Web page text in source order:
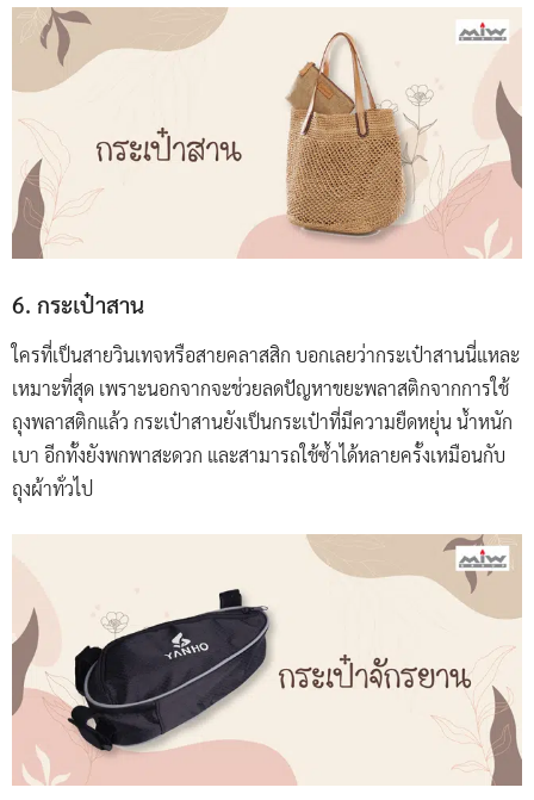
6. กระเป๋าสาน
ใครที่เป็นสายวินเทจหรือสายคลาสสิก บอกเลยว่ากระเป๋าสานนี่แหละ
เหมาะที่สุด เพราะนอกจากจะช่วยลดปัญหาขยะพลาสติกจากการใช้
ถุงพลาสติกแล้ว กระเป๋าสานยังเป็นกระเป๋าที่มีความยืดหยุ่น น้ำหนัก
เบา อีกทั้งยังพกพาสะดวก และสามารถใช้ซ้ำได้หลายครั้งเหมือนกับ
ถุงผ้าทั่วไป